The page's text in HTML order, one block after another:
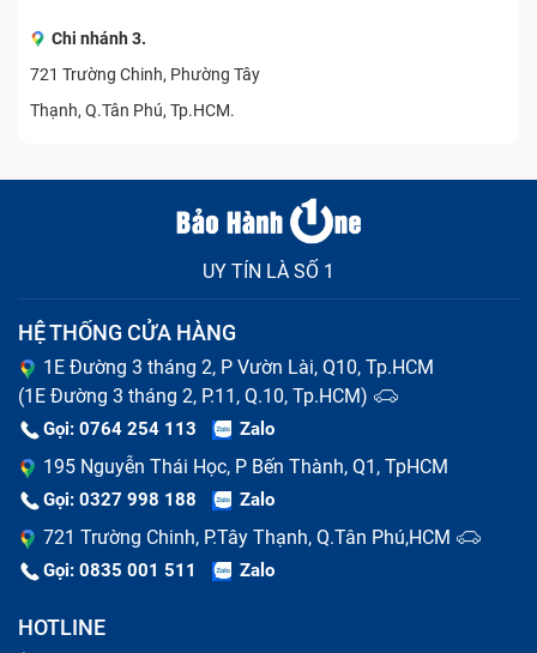
Chi nhánh 3.
721 Trường Chinh, Phường Tây
Thạnh, Q.Tân Phú, Tp.HCM.
UY TÍN LÀ SỐ 1
HỆ THỐNG CỬA HÀNG
1E Đường 3 tháng 2, P Vườn Lài, Q10, Tp.HCM
(1E Đường 3 tháng 2, P.11, Q.10, Tp.HCM)
Gọi: 0764 254 113 Zalo
195 Nguyễn Thái Học, P Bến Thành, Q1, TpHCM
Gọi: 0327 998 188 Zalo
721 Trường Chinh, P.Tây Thạnh, Q.Tân Phú,HCM
Gọi: 0835 001 511 Zalo
HOTLINE